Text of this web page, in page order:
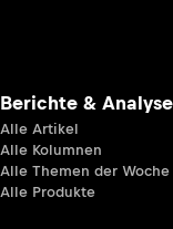
Berichte &
Alle Artikel
Alle Kolumnen
Alle Themen der Woche
Alle Produkte